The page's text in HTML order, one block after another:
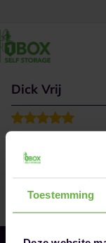
Toestemming
Dick Vrij